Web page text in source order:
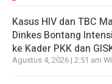
Kasus HIV dan TBC
Dinkes Bontang
ke Kader PKK dan
Agustus 4, 2026 | 2:51 am